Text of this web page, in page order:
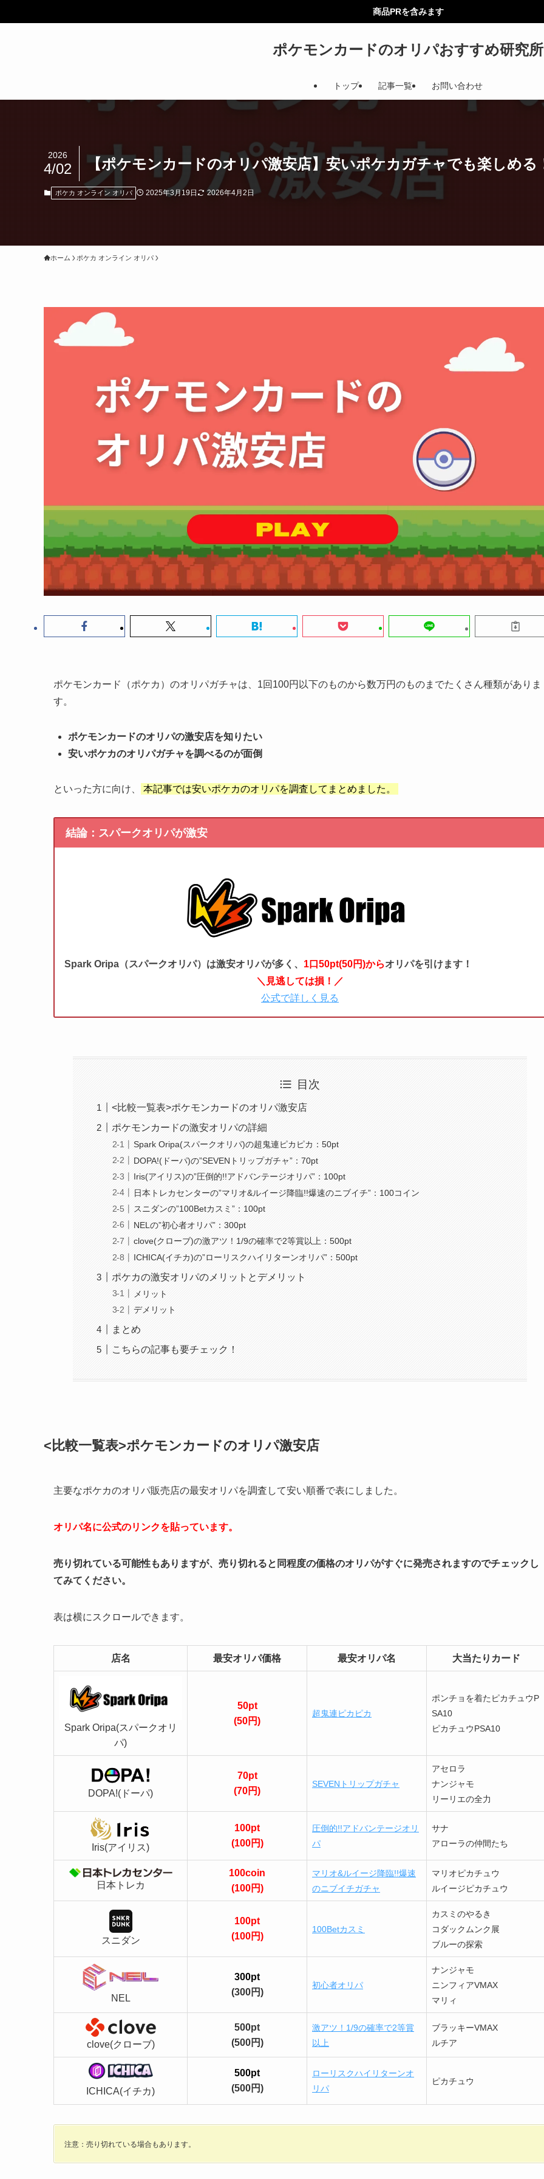
商品PRを含みます
ポケモンカードのオリパおすすめ研究所
トップ 記事一覧 お問い合わせ
【ポケモンカードのオリパ激安店】安いポケカガチャでも楽しめる
2026
4/02
ポケカ オンライン オリパ 2025年3月19日 2026年4月2日
ホーム ポケカ オンライン オリパ
ポケモンカード（ポケカ）のオリパガチャは、1回100円以下のものから数万円のものまでたくさん種類がありま
す。
ポケモンカードのオリパの激安店を知りたい
安いポケカのオリパガチャを調べるのが面倒
といった方に向け、 本記事では安いポケカのオリパを調査してまとめました。
結論：スパークオリパが激安
Spark Oripa（スパークオリパ）は激安オリパが多く、 1口50pt(50円)からオリパを引けます！
＼見逃しては損！／
公式で詳しく見る
目次
<比較一覧表>ポケモンカードのオリパ激安店
ポケモンカードの激安オリパの詳細
Spark Oripa(スパークオリパ)の超鬼連ピカピカ：50pt
DOPA!(ドーパ)の”SEVENトリップガチャ”：70pt
Iris(アイリス)の”圧倒的!!アドバンテージオリパ”：100pt
日本トレカセンターの”マリオ&ルイージ降臨!!爆速のニブイチ”：100コイン
スニダンの”100Betカスミ”：100pt
NELの”初心者オリパ”：300pt
clove(クローブ)の激アツ！1/9の確率で2等賞以上：500pt
ICHICA(イチカ)の”ローリスクハイリターンオリパ”：500pt
ポケカの激安オリパのメリットとデメリット
メリット
デメリット
まとめ
こちらの記事も要チェック！
<比較一覧表>ポケモンカードのオリパ激安店
主要なポケカのオリパ販売店の最安オリパを調査して安い順番で表にしました。
オリパ名に公式のリンクを貼っています。
売り切れている可能性もありますが、売り切れると同程度の価格のオリパがすぐに発売されますのでチェックし
てみてください。
表は横にスクロールできます。
店名 最安オリパ価格 最安オリパ名 大当たりカード
Spark Oripa(スパークオリ
パ)
50pt
(50円)
超鬼連ピカピカ
ポンチョを着たピカチュウP
SA10
ピカチュウPSA10
DOPA!(ドーパ)
70pt
(70円)
SEVENトリップガチャ
アセロラ
ナンジャモ
リーリエの全力
Iris(アイリス)
100pt
(100円)
圧倒的!!アドバンテージオリ
パ
サナ
アローラの仲間たち
日本トレカ
100coin
(100円)
マリオ&ルイージ降臨!!爆速
のニブイチガチャ
マリオピカチュウ
ルイージピカチュウ
スニダン
100pt
(100円)
100Betカスミ
カスミのやるき
コダックムンク展
ブルーの探索
NEL
300pt
(300円)
初心者オリパ
ナンジャモ
ニンフィアVMAX
マリィ
clove(クローブ)
500pt
(500円)
激アツ！1/9の確率で2等賞
以上
ブラッキーVMAX
ルチア
ICHICA(イチカ)
500pt
(500円)
ローリスクハイリターンオ
リパ
ピカチュウ
注意：売り切れている場合もあります。